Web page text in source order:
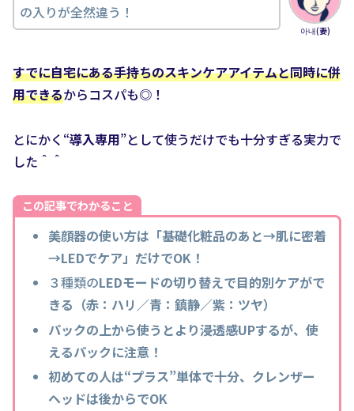
아내(妻)
の入りが全然違う！
すでに自宅にある手持ちのスキンケアアイテムと同時に併
用できるからコスパも◎！
とにかく“導入専用”として使うだけでも十分すぎる実力で
した＾＾
この記事でわかること
美顔器の使い方は「基礎化粧品のあと→肌に密着
→LEDでケア」だけでOK！
３種類のLEDモードの切り替えで目的別ケアがで
きる（赤：ハリ／青：鎮静／紫：ツヤ）
パックの上から使うとより浸透感UPするが、使
えるパックに注意！
初めての人は“プラス”単体で十分、クレンザー
ヘッドは後からでOK